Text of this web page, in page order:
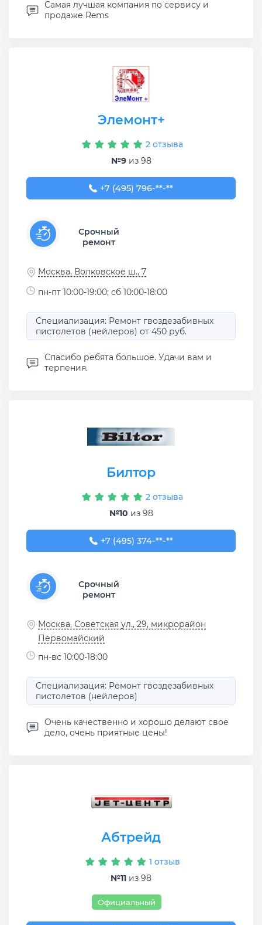
Самая лучшая компания по сервису и
продаже Rems
Элемонт+
2 отзыва
№9из 98
+7 (495) 796-76-44
+7 (495) 796-**-**
Срочный
ремонт
Москва, Волковское ш., 7
пн-пт 10:00-19:00; сб 10:00-18:00
Специализация: Ремонт гвоздезабивных
пистолетов (нейлеров) от 450 руб.
Спасибо ребята большое. Удачи вам и
терпения.
Билтор
2 отзыва
№10 из 98
+7 (495) 374-92-50
+7 (495) 374-**-**
Срочный
ремонт
Москва, Советская ул., 29, микрорайон
Первомайский
пн-вс 10:00-18:00
Специализация: Ремонт гвоздезабивных
пистолетов (нейлеров)
Очень качественно и хорошо делают свое
дело, очень приятные цены!
Абтрейд
1 отзыв
№11 из 98
Официальный